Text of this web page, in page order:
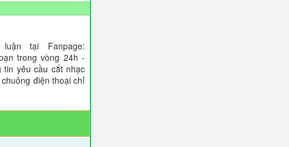
tại Fanpage:
trong vòng 24h -
tin yêu cầu cắt nhạc
điện thoại chỉ